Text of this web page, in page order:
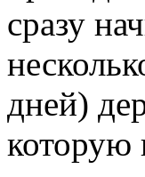
сразу
дней)
которую